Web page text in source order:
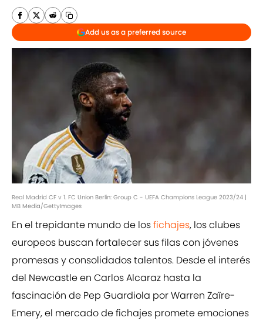
Add us as a preferred source
Real Madrid CF v 1. FC Union Berlin: Group C - UEFA Champions League 2023/24 |
MB Media/GettyImages
En el trepidante mundo de losfichajes, los clubes
europeos buscan fortalecer sus filas con jóvenes
promesas y consolidados talentos. Desde el interés
del Newcastle en Carlos Alcaraz hasta la
fascinación de Pep Guardiola por Warren Zaïre-
Emery, el mercado de fichajes promete emociones